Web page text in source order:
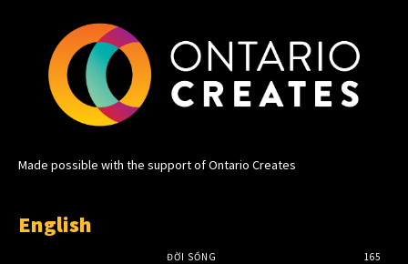
Made possible with the support of Ontario Creates
English
ĐỜI SỐNG
165